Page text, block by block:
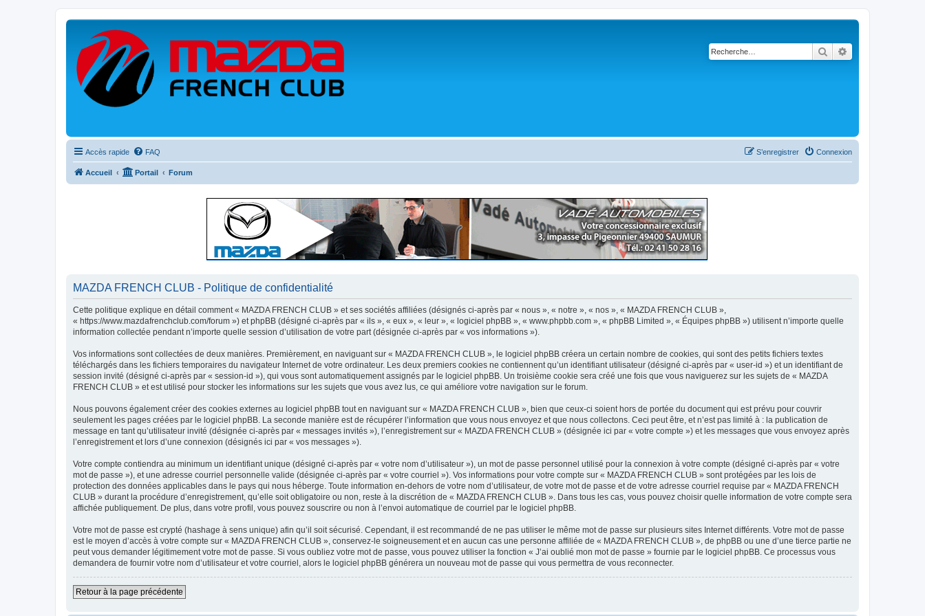
Rechercher
Accès rapide FAQ Connexion
S’enregistrer
Accueil Portail Forum
MAZDA FRENCH CLUB - Politique de confidentialité
Cette politique explique en détail comment « MAZDA FRENCH CLUB » et ses sociétés affiliées (désignés ci-après par « nous », « notre », « nos », « MAZDA FRENCH CLUB »,
« https://www.mazdafrenchclub.com/forum ») et phpBB (désigné ci-après par « ils », « eux », « leur », « logiciel phpBB », « www.phpbb.com », « phpBB Limited », « Équipes phpBB ») utilisent n’importe quelle
information collectée pendant n’importe quelle session d’utilisation de votre part (désignée ci-après par « vos informations »).
Vos informations sont collectées de deux manières. Premièrement, en naviguant sur « MAZDA FRENCH CLUB », le logiciel phpBB créera un certain nombre de cookies, qui sont des petits fichiers textes
téléchargés dans les fichiers temporaires du navigateur Internet de votre ordinateur. Les deux premiers cookies ne contiennent qu’un identifiant utilisateur (désigné ci-après par « user-id ») et un identifiant de
session invité (désigné ci-après par « session-id »), qui vous sont automatiquement assignés par le logiciel phpBB. Un troisième cookie sera créé une fois que vous naviguerez sur les sujets de « MAZDA
FRENCH CLUB » et est utilisé pour stocker les informations sur les sujets que vous avez lus, ce qui améliore votre navigation sur le forum.
Nous pouvons également créer des cookies externes au logiciel phpBB tout en naviguant sur « MAZDA FRENCH CLUB », bien que ceux-ci soient hors de portée du document qui est prévu pour couvrir
seulement les pages créées par le logiciel phpBB. La seconde manière est de récupérer l’information que vous nous envoyez et que nous collectons. Ceci peut être, et n’est pas limité à : la publication de
message en tant qu’utilisateur invité (désignée ci-après par « messages invités »), l’enregistrement sur « MAZDA FRENCH CLUB » (désignée ici par « votre compte ») et les messages que vous envoyez après
l’enregistrement et lors d’une connexion (désignés ici par « vos messages »).
Votre compte contiendra au minimum un identifiant unique (désigné ci-après par « votre nom d’utilisateur »), un mot de passe personnel utilisé pour la connexion à votre compte (désigné ci-après par « votre
mot de passe »), et une adresse courriel personnelle valide (désignée ci-après par « votre courriel »). Vos informations pour votre compte sur « MAZDA FRENCH CLUB » sont protégées par les lois de
protection des données applicables dans le pays qui nous héberge. Toute information en-dehors de votre nom d’utilisateur, de votre mot de passe et de votre adresse courriel requise par « MAZDA FRENCH
CLUB » durant la procédure d’enregistrement, qu’elle soit obligatoire ou non, reste à la discrétion de « MAZDA FRENCH CLUB ». Dans tous les cas, vous pouvez choisir quelle information de votre compte sera
affichée publiquement. De plus, dans votre profil, vous pouvez souscrire ou non à l’envoi automatique de courriel par le logiciel phpBB.
Votre mot de passe est crypté (hashage à sens unique) afin qu’il soit sécurisé. Cependant, il est recommandé de ne pas utiliser le même mot de passe sur plusieurs sites Internet différents. Votre mot de passe
est le moyen d’accès à votre compte sur « MAZDA FRENCH CLUB », conservez-le soigneusement et en aucun cas une personne affiliée de « MAZDA FRENCH CLUB », de phpBB ou une d’une tierce partie ne
peut vous demander légitimement votre mot de passe. Si vous oubliez votre mot de passe, vous pouvez utiliser la fonction « J’ai oublié mon mot de passe » fournie par le logiciel phpBB. Ce processus vous
demandera de fournir votre nom d’utilisateur et votre courriel, alors le logiciel phpBB générera un nouveau mot de passe qui vous permettra de vous reconnecter.
Retour à la page précédente